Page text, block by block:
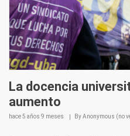
La docencia
aumento
hace5 años 9 meses ByAnonymous (no